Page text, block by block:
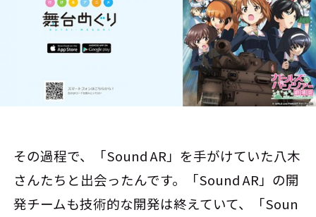
その過程で、「Sound AR」を手がけていた八木
さんたちと出会ったんです。「Sound AR」の開
発チームも技術的な開発は終えていて、「Soun